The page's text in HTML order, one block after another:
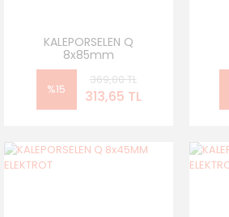
KALEPORSELEN Q
8x85mm
%15
369,00 TL
313,65 TL